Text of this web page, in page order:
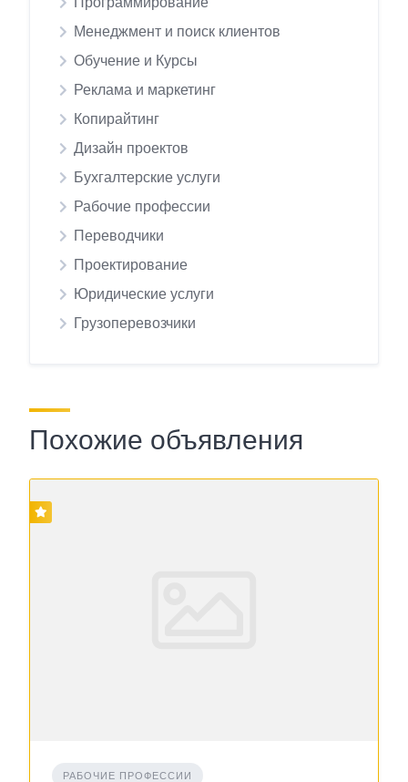
Менеджмент и поиск клиентов
Обучение и Курсы
Реклама и маркетинг
Копирайтинг
Дизайн проектов
Бухгалтерские услуги
Рабочие профессии
Переводчики
Проектирование
Юридические услуги
Грузоперевозчики
Похожие объявления
РАБОЧИЕ ПРОФЕССИИ